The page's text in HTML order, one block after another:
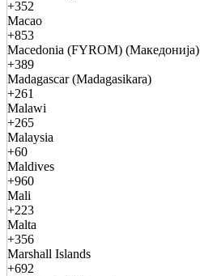
+352
Macao
+853
Macedonia (FYROM) (Македонија)
+389
Madagascar (Madagasikara)
+261
Malawi
+265
Malaysia
+60
Maldives
+960
Mali
+223
Malta
+356
Marshall Islands
+692